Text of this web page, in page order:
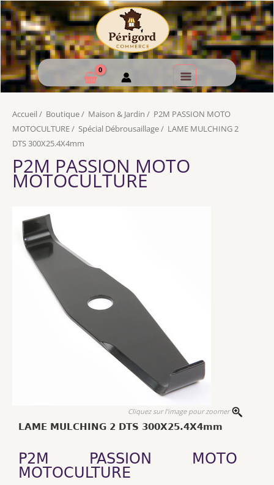
Accueil / Boutique/ Maison & Jardin / P2M PASSION MOTO
MOTOCULTURE/ Spécial Débrousaillage/ LAME MULCHING 2
DTS 300X25.4X4mm
P2M PASSION MOTO
MOTOCULTURE
Cliquez sur l'image pour zoomer
LAME MULCHING 2 DTS 300X25.4X4mm
P2M PASSION MOTO
MOTOCULTURE